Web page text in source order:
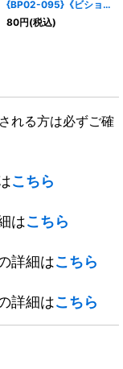
{BP02-095}《ビショッ
プ》
80円(税込)
れる方は必ずご確
こちら
はこちら
詳細はこちら
詳細はこちら